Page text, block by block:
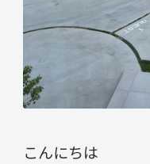
こんにちは